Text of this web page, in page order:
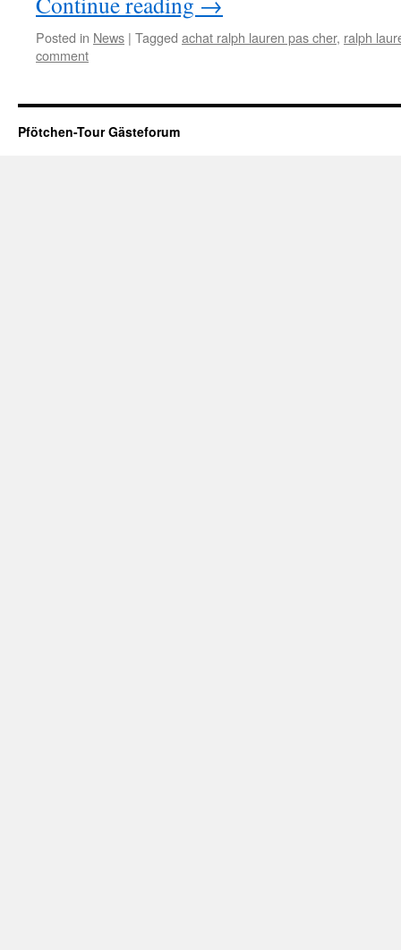
Posted in News | Tagged achat ralph lauren pas cher, ralph
comment
Pfötchen-Tour Gästeforum